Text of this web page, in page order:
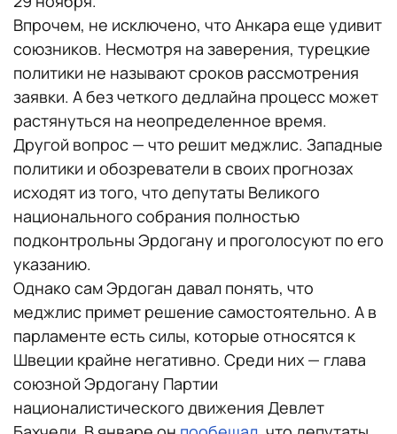
Впрочем, не исключено, что Анкара еще удивит
союзников. Несмотря на заверения, турецкие
политики не называют сроков рассмотрения
заявки. А без четкого дедлайна процесс может
растянуться на неопределенное время.
Другой вопрос — что решит меджлис. Западные
политики и обозреватели в своих прогнозах
исходят из того, что депутаты Великого
национального собрания полностью
подконтрольны Эрдогану и проголосуют по его
указанию.
Однако сам Эрдоган давал понять, что
меджлис примет решение самостоятельно. А в
парламенте есть силы, которые относятся к
Швеции крайне негативно. Среди них — глава
союзной Эрдогану Партии
националистического движения Девлет